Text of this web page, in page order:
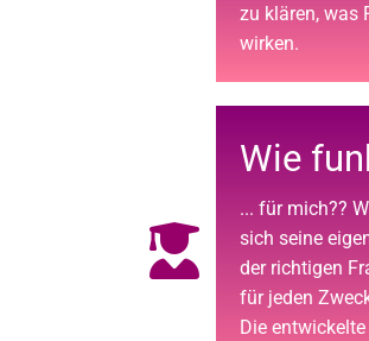
zu klären, was
wirken.
Wie
... für mich??
sich seine
der richtigen
für jeden
Die